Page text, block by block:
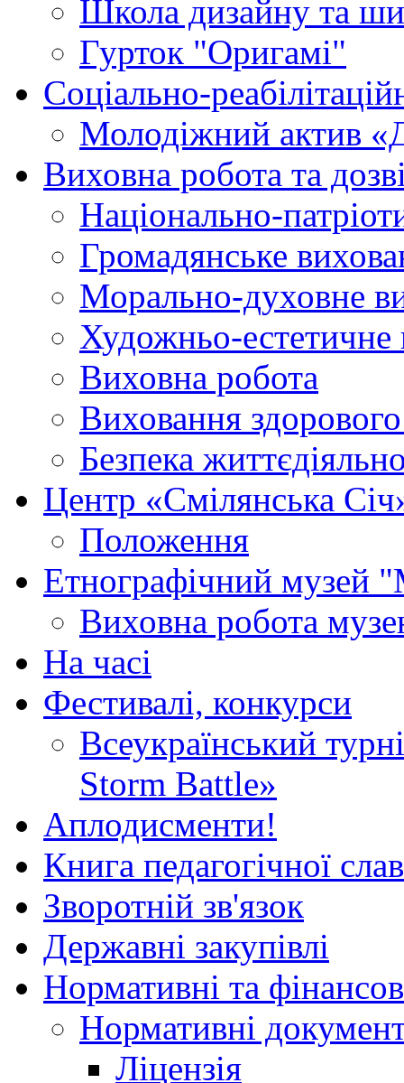
Школа дизайну та
Гурток "Оригамі"
Соціально-
Молодіжний актив
Виховна робота та
Національно-
Громадянське
Морально-духовне
Художньо-естетичне
Виховна робота
Виховання
Безпека
Центр «Смілянська
Положення
Етнографічний музей
Виховна робота
На часі
Фестивалі, конкурси
Всеукраїнський
Storm Battle»
Аплодисменти!
Книга педагогічної
Зворотній зв'язок
Державні закупівлі
Нормативні та
Нормативні
Ліцензія